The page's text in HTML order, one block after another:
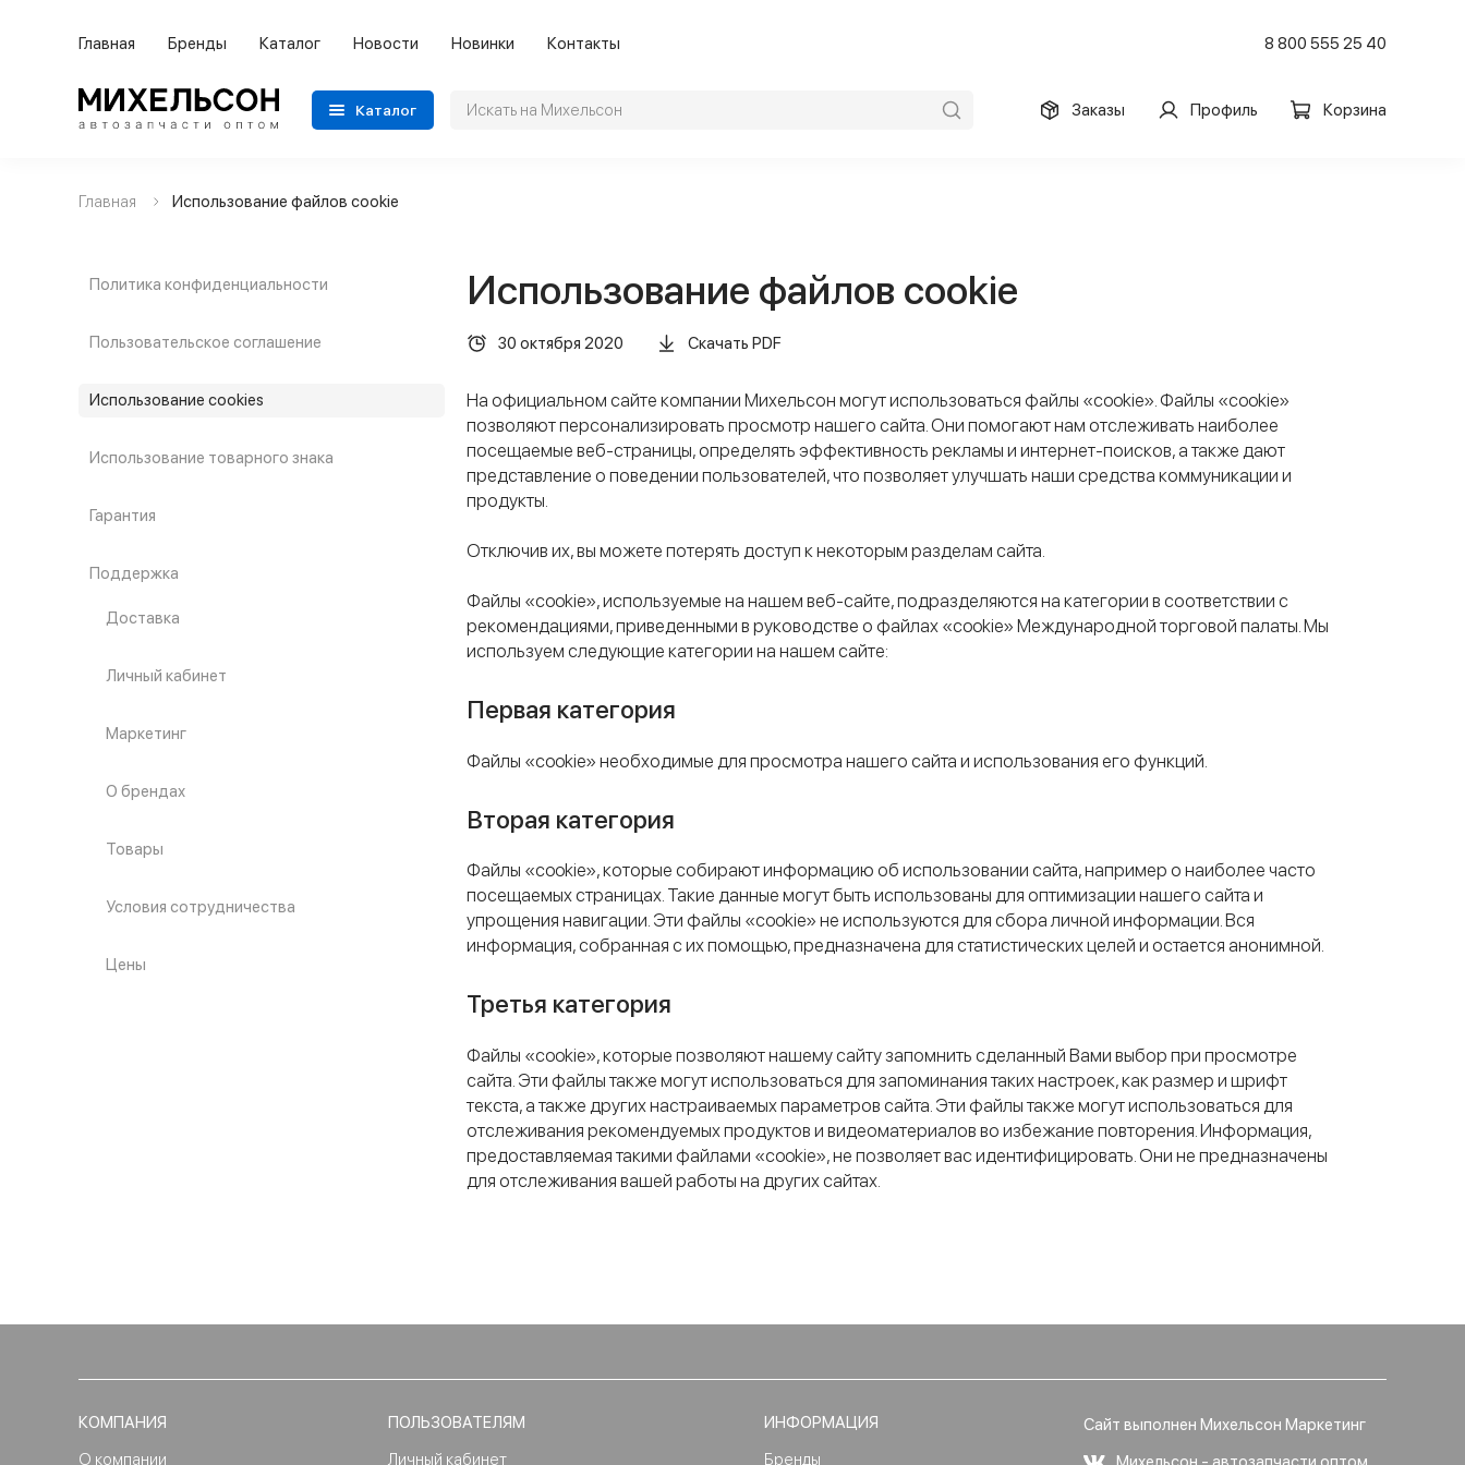
Главная Бренды Каталог Новости Новинки Контакты 8 800 555 25 40
Каталог Заказы Профиль Корзина
Применяемость
Главная Использование файлов cookie
Политика конфиденциальности
Пользовательское соглашение
Использование cookies
Использование товарного знака
Гарантия
Поддержка
Доставка
Личный кабинет
Маркетинг
О брендах
Товары
Условия сотрудничества
Цены
Использование файлов cookie
30 октября 2020 Скачать PDF
На официальном сайте компании Михельсон могут использоваться файлы «cookie». Файлы «cookie»
позволяют персонализировать просмотр нашего сайта. Они помогают нам отслеживать наиболее
посещаемые веб-страницы, определять эффективность рекламы и интернет-поисков, а также дают
представление о поведении пользователей, что позволяет улучшать наши средства коммуникации и
продукты.
Отключив их, вы можете потерять доступ к некоторым разделам сайта.
Файлы «cookie», используемые на нашем веб-сайте, подразделяются на категории в соответствии с
рекомендациями, приведенными в руководстве о файлах «cookie» Международной торговой палаты. Мы
используем следующие категории на нашем сайте:
Первая категория
Файлы «cookie» необходимые для просмотра нашего сайта и использования его функций.
Вторая категория
Файлы «cookie», которые собирают информацию об использовании сайта, например о наиболее часто
посещаемых страницах. Такие данные могут быть использованы для оптимизации нашего сайта и
упрощения навигации. Эти файлы «cookie» не используются для сбора личной информации. Вся
информация, собранная с их помощью, предназначена для статистических целей и остается анонимной.
Третья категория
Файлы «cookie», которые позволяют нашему сайту запомнить сделанный Вами выбор при просмотре
сайта. Эти файлы также могут использоваться для запоминания таких настроек, как размер и шрифт
текста, а также других настраиваемых параметров сайта. Эти файлы также могут использоваться для
отслеживания рекомендуемых продуктов и видеоматериалов во избежание повторения. Информация,
предоставляемая такими файлами «cookie», не позволяет вас идентифицировать. Они не предназначены
для отслеживания вашей работы на других сайтах.
КОМПАНИЯ
О компании
ПОЛЬЗОВАТЕЛЯМ
Личный кабинет
ИНФОРМАЦИЯ
Бренды
Сайт выполнен Михельсон Маркетинг